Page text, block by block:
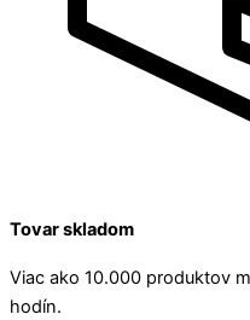
Tovar skladom
Viac ako 10.000 produktov
hodín.